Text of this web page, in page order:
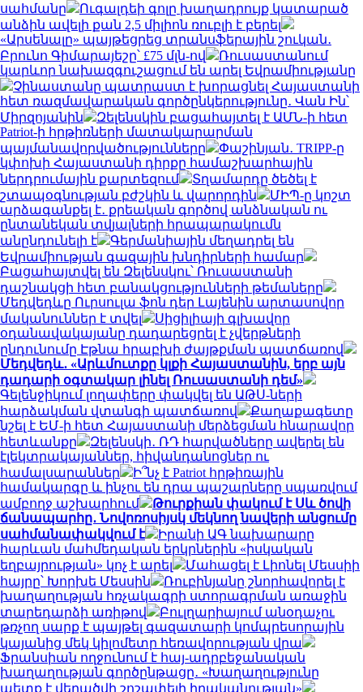
սահմանը
Ուգալդեի գոլը խաղադրույք կատարած
անձին ավելի քան 2,5 միլիոն ռուբլի է բերել
«Արսենալը» պայթեցրեց տրանսֆերային շուկան․
Բրունո Գիմարայեշը՝ £75 մլն-ով
Ռուսաստանում
կարևոր նախազգուշացում են արել Եվրամիությանը
Չինաստանը պատրաստ է խորացնել Հայաստանի
հետ ռազմավարական գործընկերությունը․ Վան Ին՝
Միրզոյանին
Զելենսկին բացահայտել է ԱՄՆ-ի հետ
Patriot-ի հրթիռների մատակարարման
պայմանավորվածությունները
Փաշինյան․ TRIPP-ը
կփոխի Հայաստանի դիրքը համաշխարհային
ներդրումային քարտեզում
Տղամարդը ծեծել է
շտապօգնության բժշկին և վարորդին
ՄԻՊ-ը կոշտ
արձագանքել է․ քրեական գործով անձնական ու
ընտանեկան տվյալների հրապարակումն
անընդունելի է
Գերմանիային մեղադրել են
Եվրամիության գազային խնդիրների համար
Բացահայտվել են Զելենսկու՝ Ռուսաստանի
դաշնակցի հետ բանակցությունների թեմաները
Մեդվեդևը Ուրսուլա ֆոն դեր Լայենին արտասովոր
մականուններ է տվել
Սիցիլիայի գլխավոր
օդանավակայանը դադարեցրել է չվերթների
ընդունումը Էթնա հրաբխի ժայթքման պատճառով
Մեդվեդև․ «Արևմուտքը կլքի Հայաստանին, երբ այն
դադարի օգտակար լինել Ռուսաստանի դեմ»
Գելենջիկում լողափերը փակվել են ԱԹՍ-ների
հարձակման վտանգի պատճառով
Քաղաքագետը
նշել է ԵՄ-ի հետ Հայաստանի մերձեցման հնարավոր
հետևանքը
Զելենսկի․ ՌԴ հարվածները ավերել են
էլեկտրակայաններ, հիվանդանոցներ ու
համալսարաններ
Ի՞նչ է Patriot հրթիռային
համակարգը և ինչու են դրա պաշարները սպառվում
ամբողջ աշխարհում
Թուրքիան փակում է Սև ծովի
ճանապարհը․ Նովոռոսիյսկ մեկնող նավերի անցումը
սահմանափակվում է
Իրանի ԱԳ նախարարը
հարևան մահմեդական երկրներին «իսկական
եղբայրության» կոչ է արել
Մահացել է Լիոնել Մեսսիի
հայրը՝ Խորխե Մեսսին
Ռուբինյանը շնորհավորել է
խաղաղության հռչակագրի ստորագրման առաջին
տարեդարձի առիթով
Բուլղարիայում անօդաչու
թռչող սարք է պայթել գազատարի կոմպրեսորային
կայանից մեկ կիլոմետր հեռավորության վրա
Ֆրանսիան ողջունում է հայ-ադրբեջանական
խաղաղության գործընթացը․ «Խաղաղությունը
պետք է վերածվի շոշափելի իրականության»